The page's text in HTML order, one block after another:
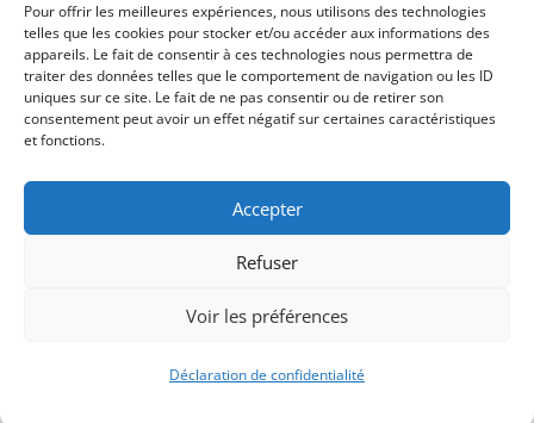
Pour offrir les meilleures expériences, nous utilisons des technologies
telles que les cookies pour stocker et/ou accéder aux informations des
appareils. Le fait de consentir à ces technologies nous permettra de
traiter des données telles que le comportement de navigation ou les ID
uniques sur ce site. Le fait de ne pas consentir ou de retirer son
consentement peut avoir un effet négatif sur certaines caractéristiques
et fonctions.
Accepter
Refuser
Voir les préférences
Déclaration de confidentialité
jamais entendu parler.
Signify-Child ByClub Photo IUT Vannes @2025